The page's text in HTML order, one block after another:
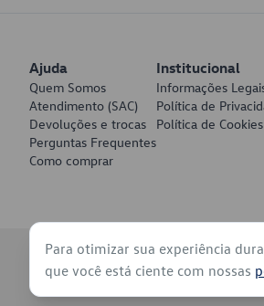
Ajuda
Quem Somos
Atendimento (SAC)
Devoluções e trocas
Perguntas Frequentes
Como comprar
Institucional
Informações
Política de
Política de Cookies
© 2026 - Volkswagen do Brasil - Todos
Para otimizar sua experiência
que você está ciente com nossas